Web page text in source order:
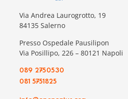
Via Andrea Laurogrotto, 19
84135 Salerno
Presso Ospedale Pausilipon
Via Posillipo, 226 – 80121 Napoli
089 2750530
081 5751825